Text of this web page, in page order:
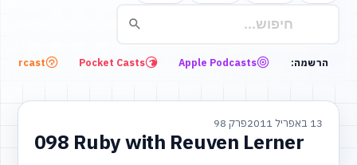
הרשמה: Apple Podcasts
Pocket Casts
13 באפריל 2011 פרק 98
098 Ruby with Reuven Lerner